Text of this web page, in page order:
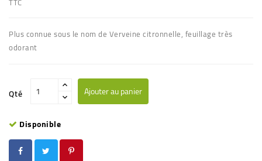
Plus connue sous le nom de Verveine citronnelle, feuillage très
odorant
Qté Ajouter au panier
Disponible